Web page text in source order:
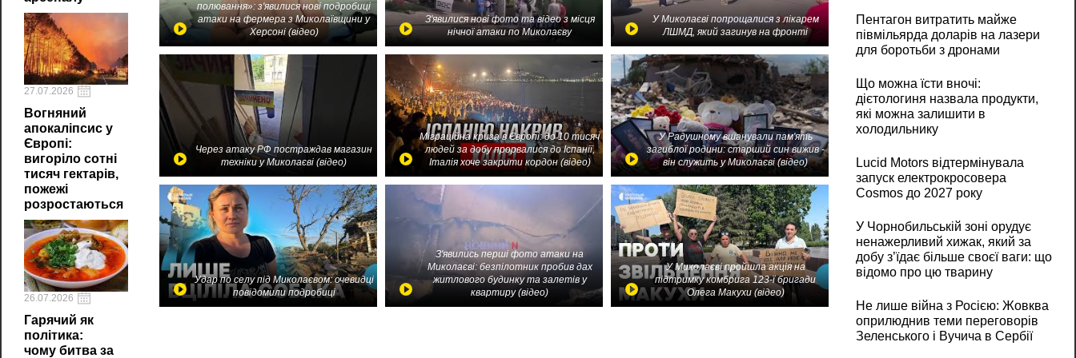
27.07.2026
Вогняний
апокаліпсис у
Європі:
вигоріло сотні
тисяч гектарів,
пожежі
розростаються
26.07.2026
Гарячий як
політика:
чому битва за
полювання»: з'явилися нові подробиці
атаки на фермера з Миколаївщини у
Херсоні (відео)
З'явилися нові фото та відео з місця
нічної атаки по Миколаєву
У Миколаєві попрощалися з лікарем
ЛШМД, який загинув на фронті
Через атаку РФ постраждав магазин
техніки у Миколаєві (відео)
Міграційна криза в Європі: до 10 тисяч
людей за добу прорвалися до Іспанії,
Італія хоче закрити кордон (відео)
У Радушному вшанували пам'ять
загиблої родини: старший син вижив -
він служить у Миколаєві (відео)
Удар по селу під Миколаєвом: очевидці
повідомили подробиці
З'явились перші фото атаки на
Миколаєві: безпілотник пробив дах
житлового будинку та залетів у
квартиру (відео)
У Миколаєві пройшла акція на
підтримку комбрига 123-ї бригади
Олега Макухи (відео)
Пентагон витратить майже
півмільярда доларів на лазери
для боротьби з дронами
Що можна їсти вночі:
дієтологиня назвала продукти,
які можна залишити в
холодильнику
Lucid Motors відтермінувала
запуск електрокросовера
Cosmos до 2027 року
У Чорнобильській зоні орудує
ненажерливий хижак, який за
добу з’їдає більше своєї ваги: що
відомо про цю тварину
Не лише війна з Росією: Жовква
оприлюднив теми переговорів
Зеленського і Вучича в Сербії